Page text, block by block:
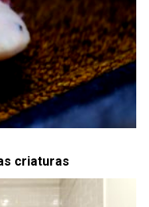
criaturas